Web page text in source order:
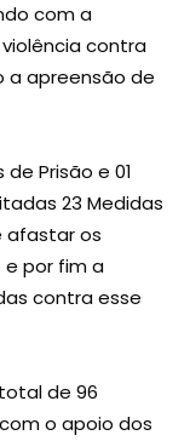
com a
contra
a apreensão de
Prisão e 01
23 Medidas
afastar os
por fim a
contra esse
de 96
o apoio dos